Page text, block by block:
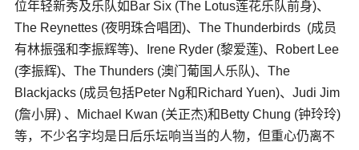
位年轻新秀及乐队如Bar Six (The Lotus莲花乐队前身)、
The Reynettes (夜明珠合唱团)、The Thunderbirds (成员
有林振强和李振辉等)、Irene Ryder (黎爱莲)、Robert Lee
(李振辉)、The Thunders (澳门葡国人乐队)、The
Blackjacks (成员包括Peter Ng和Richard Yuen)、Judi Jim
(詹小屏) 、Michael Kwan (关正杰)和Betty Chung (钟玲玲)
等，不少名字均是日后乐坛响当当的人物，但重心仍离不